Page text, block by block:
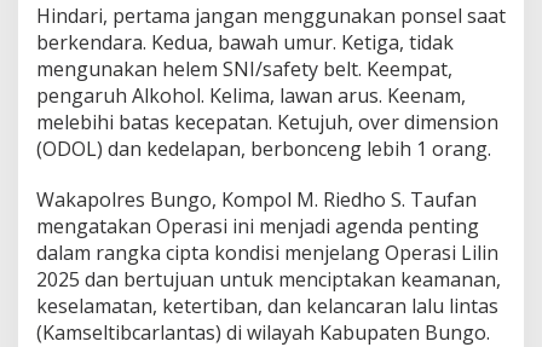
Hindari, pertama jangan menggunakan ponsel saat
berkendara. Kedua, bawah umur. Ketiga, tidak
mengunakan helem SNI/safety belt. Keempat,
pengaruh Alkohol. Kelima, lawan arus. Keenam,
melebihi batas kecepatan. Ketujuh, over dimension
(ODOL) dan kedelapan, berbonceng lebih 1 orang.
Wakapolres Bungo, Kompol M. Riedho S. Taufan
mengatakan Operasi ini menjadi agenda penting
dalam rangka cipta kondisi menjelang Operasi Lilin
2025 dan bertujuan untuk menciptakan keamanan,
keselamatan, ketertiban, dan kelancaran lalu lintas
(Kamseltibcarlantas) di wilayah Kabupaten Bungo.